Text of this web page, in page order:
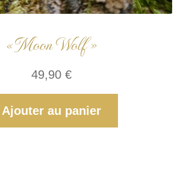
« Moon Wolf »
49,90 €
Ajouter au panier